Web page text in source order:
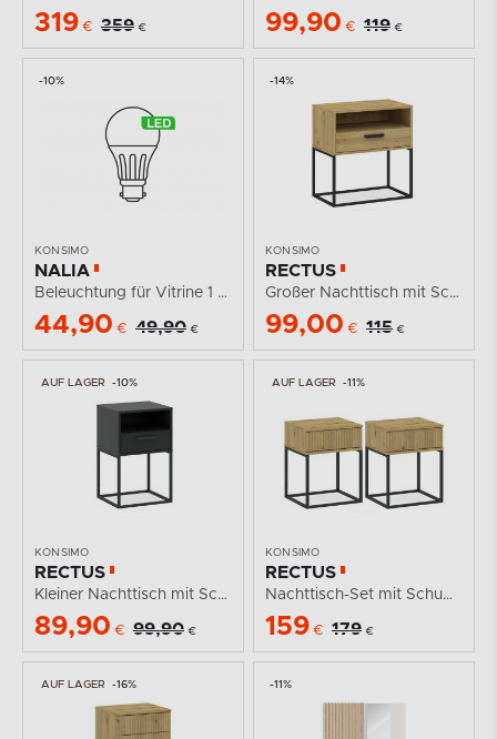
319 € 359 € 99,90 € 119 €
-10%
KONSIMO
NALIA
Beleuchtung für Vitrine 1 Punkt warmweiß
44,90 € 49,90 €
-14%
KONSIMO
RECTUS
Großer Nachttisch mit Schublade Eiche artisan
99,00 € 115 €
AUF LAGER -10%
KONSIMO
RECTUS
Kleiner Nachttisch mit Schublade anthrazit
89,90 € 99,90 €
AUF LAGER -11%
KONSIMO
RECTUS
Nachttisch-Set mit Schublade, moderne Artisan-Eiche, 2...
159 € 179 €
AUF LAGER -16% -11%